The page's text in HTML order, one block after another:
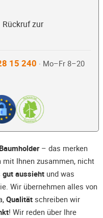
Rückruf zur
15 240 · Mo–Fr 8–20
Baumholder– das merken
mit Ihnen zusammen, nicht
gut aussieht und was
Wir übernehmen alles von
Qualität schreiben wir
! Wir reden über Ihre